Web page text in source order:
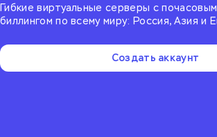
Гибкие виртуальные серверы с почасовым
биллингом по всему миру: Россия, Азия и
Создать аккаунт